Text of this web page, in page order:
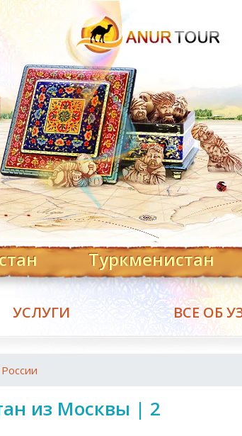
Central Asian Tour Operator
Туркменистан
УСЛУГИ ВСЕ ОБ
из Москвы | 2